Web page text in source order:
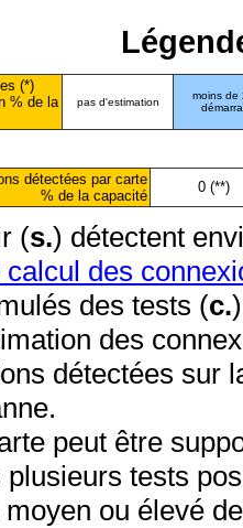
(*)
% de la
pas d'estimation
moins de
détectées par carte
% de la capacité
0 (**)
(s.) détectent
calcul des
des tests (c.
des
détectées sur
peut être
tests
ou élevé